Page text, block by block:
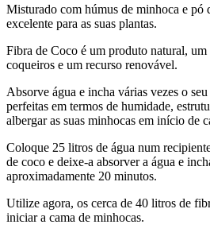
Misturado com húmus de minhoca e pó
excelente para as suas plantas.
Fibra de Coco é um produto natural,
coqueiros e um recurso renovável.
Absorve água e incha várias vezes o
perfeitas em termos de humidade,
albergar as suas minhocas em início de
Coloque 25 litros de água num
de coco e deixe-a absorver a água e
aproximadamente 20 minutos.
Utilize agora, os cerca de 40 litros de
iniciar a cama de minhocas.